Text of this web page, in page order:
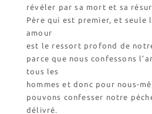
révéler par sa mort et sa
Père qui est premier, et seule
amour
est le ressort profond de
parce que nous confessons
tous les
hommes et donc pour nous-
pouvons confesser notre
délivré.